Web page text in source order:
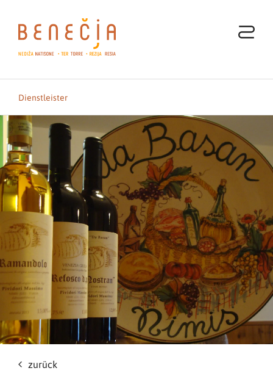
Dienstleister
zurück